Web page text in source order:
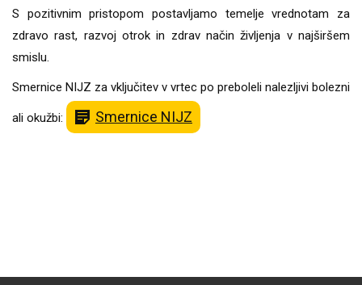
S pozitivnim pristopom postavljamo temelje vrednotam za
zdravo rast, razvoj otrok in zdrav način življenja v najširšem
smislu.
Smernice NIJZ za vključitev v vrtec po preboleli nalezljivi bolezni
ali okužbi: Smernice NIJZ